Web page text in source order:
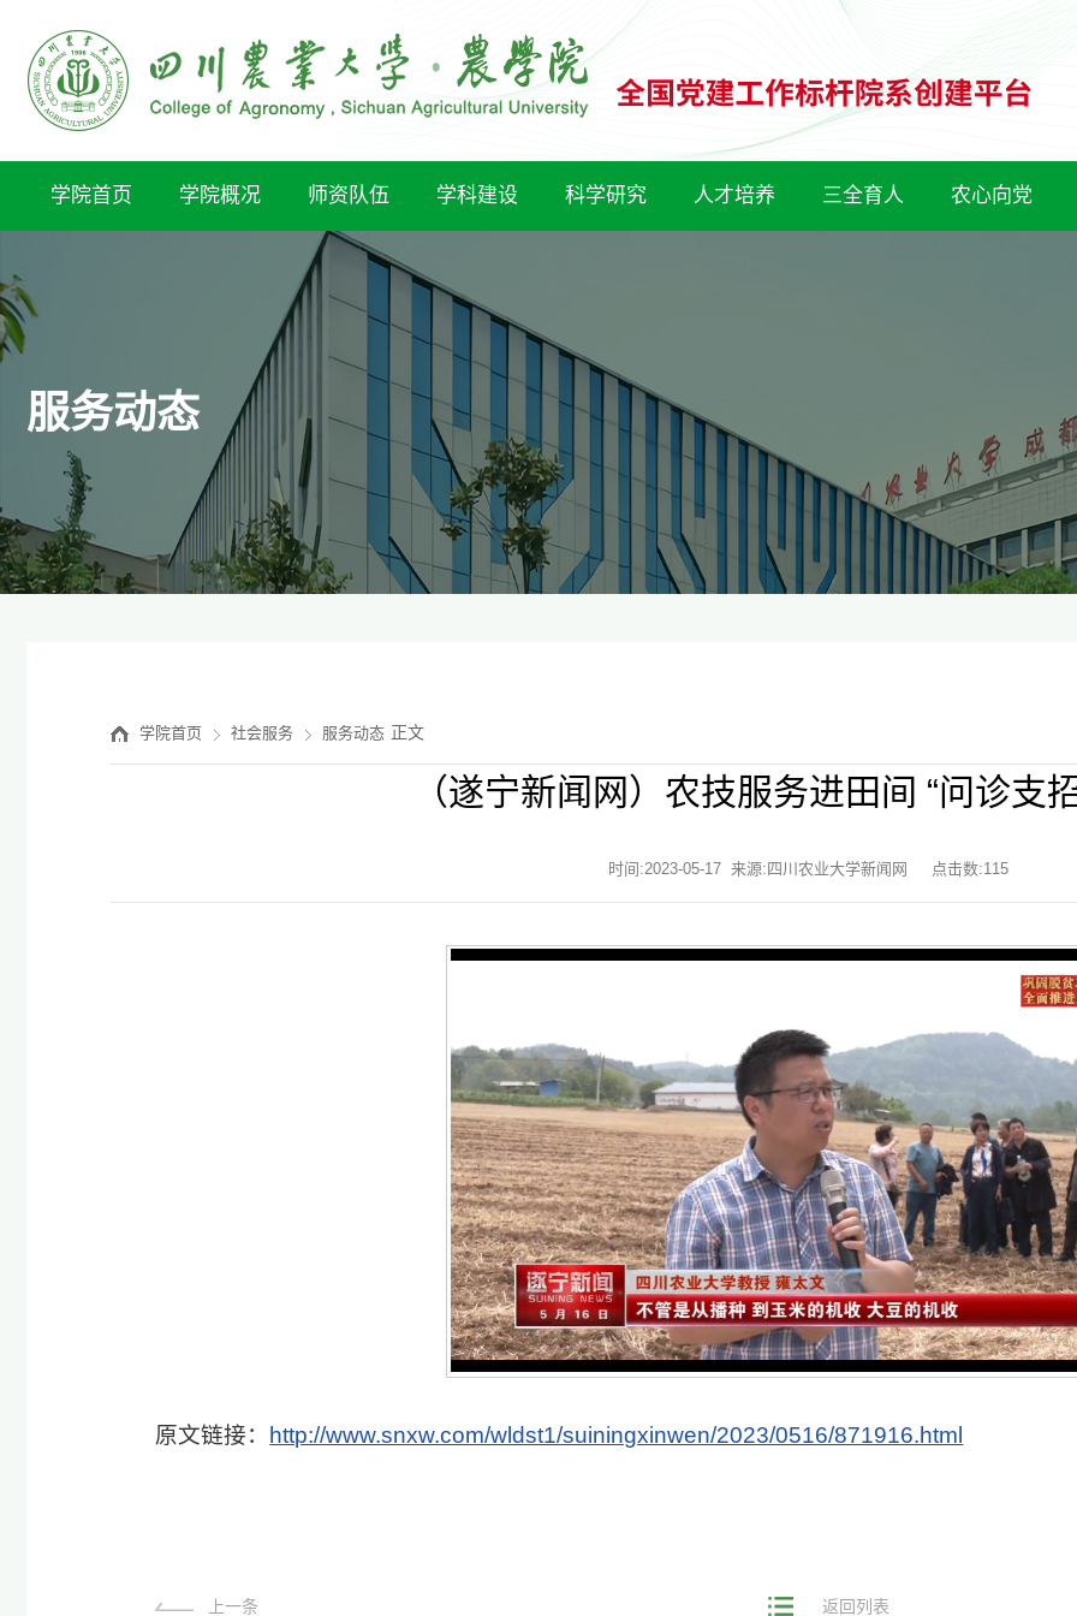
学院首页 学院概况 师资队伍 学科建设 科学研究 人才培养 三全育人 农心向党
服务动态
学院首页 社会服务 服务动态 正文
（遂宁新闻网）农技服务进田间 “问诊支
时间:2023-05-17 来源:四川农业大学新闻网 点击数:115
原文链接： http://www.snxw.com/wldst1/suiningxinwen/2023/0516/871916.html
上一条 返回列表